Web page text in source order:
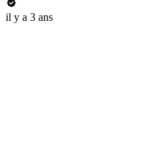
il y a 3 ans